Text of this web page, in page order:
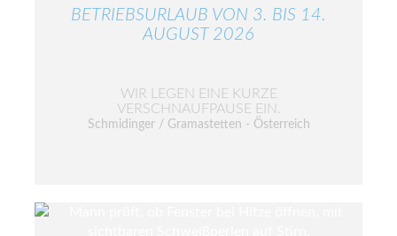
BETRIEBSURLAUB VON 3. BIS 14.
AUGUST 2026
WIR LEGEN EINE KURZE
VERSCHNAUFPAUSE EIN.
Schmidinger / Gramastetten - Österreich